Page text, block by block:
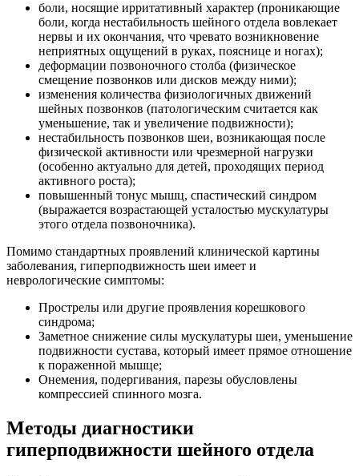
боли, носящие ирритативный характер (проникающие
боли, когда нестабильность шейного отдела вовлекает
нервы и их окончания, что чревато возникновение
неприятных ощущений в руках, пояснице и ногах);
деформации позвоночного столба (физическое
смещение позвонков или дисков между ними);
изменения количества физиологичных движений
шейных позвонков (патологическим считается как
уменьшение, так и увеличение подвижности);
нестабильность позвонков шеи, возникающая после
физической активности или чрезмерной нагрузки
(особенно актуально для детей, проходящих период
активного роста);
повышенный тонус мышц, спастический синдром
(выражается возрастающей усталостью мускулатуры
этого отдела позвоночника).
Помимо стандартных проявлений клинической картины
заболевания, гиперподвижность шеи имеет и
неврологические симптомы:
Прострелы или другие проявления корешкового
синдрома;
Заметное снижение силы мускулатуры шеи, уменьшение
подвижности сустава, который имеет прямое отношение
к пораженной мышце;
Онемения, подергивания, парезы обусловлены
компрессией спинного мозга.
Методы диагностики
гиперподвижности шейного отдела